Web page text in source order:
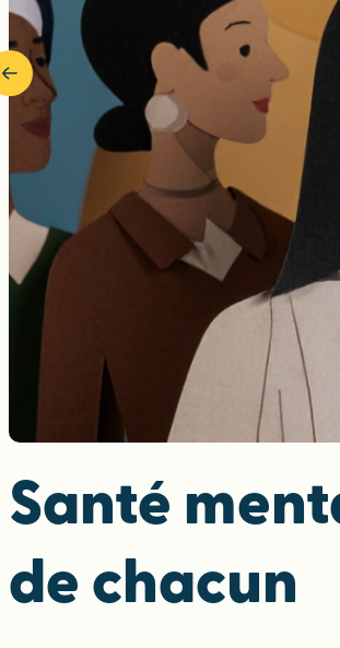
Santé
de chacun